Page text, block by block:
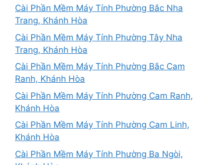
Cài Phần Mềm Máy Tính Phường Bắc Nha
Trang, Khánh Hòa
Cài Phần Mềm Máy Tính Phường Tây Nha
Trang, Khánh Hòa
Cài Phần Mềm Máy Tính Phường Bắc Cam
Ranh, Khánh Hòa
Cài Phần Mềm Máy Tính Phường Cam Ranh,
Khánh Hòa
Cài Phần Mềm Máy Tính Phường Cam Linh,
Khánh Hòa
Cài Phần Mềm Máy Tính Phường Ba Ngòi,